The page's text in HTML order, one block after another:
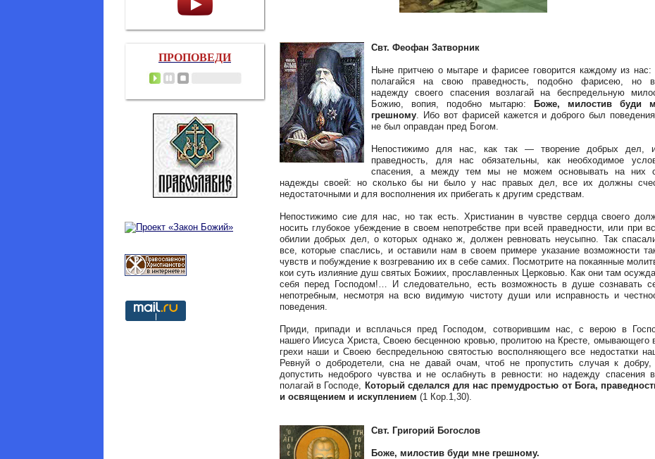
Свт. Феофан Затворник
Ныне притчею о мытаре и фарисее говорится каждому из
полагайся на свою праведность, подобно фарисею, но
надежду своего спасения возлагай на беспредельную
Божию, вопия, подобно мытарю:
Боже, милостив буди
грешному. Ибо вот фарисей кажется и доброго был
не был оправдан пред Богом.
Непостижимо для нас, как так — творение добрых дел,
праведность, для нас обязательны, как необходимое
спасения, а между тем мы не можем основывать на них
надежды своей: но сколько бы ни было у нас правых дел, все их должны
недостаточными и для восполнения их прибегать к другим средствам.
Непостижимо сие для нас, но так есть. Христианин в чувстве сердца своего
носить глубокое убеждение в своем непотребстве при всей праведности, или при
обилии добрых дел, о которых однако ж, должен ревновать неусыпно. Так
все, которые спаслись, и оставили нам в своем примере указание возможности
чувств и побуждение к возгреванию их в себе самих. Посмотрите на покаянные
кои суть излияние душ святых Божиих, прославленных Церковью. Как они там
себя перед Господом!… И следовательно, есть возможность в душе сознавать
непотребным, несмотря на всю видимую чистоту души или исправность и
поведения.
Приди, припади и всплачься пред Господом, сотворившим нас, с верою в
нашего Иисуса Христа, Своею бесценною кровью, пролитою на Кресте, омывающего
грехи наши и Своею беспредельною святостью восполняющего все недостатки
Ревнуй о добродетели, сна не давай очам, чтоб не пропустить случая к добру,
допустить недоброго чувства и не ослабнуть в ревности: но надежду спасения
полагай в Господе, Который сделался для нас премудростью от Бога,
и освящением и искуплением (1 Кор.1,30).
Свт. Григорий Богослов
Боже, милостив буди мне грешному.
ПРОПОВЕДИ